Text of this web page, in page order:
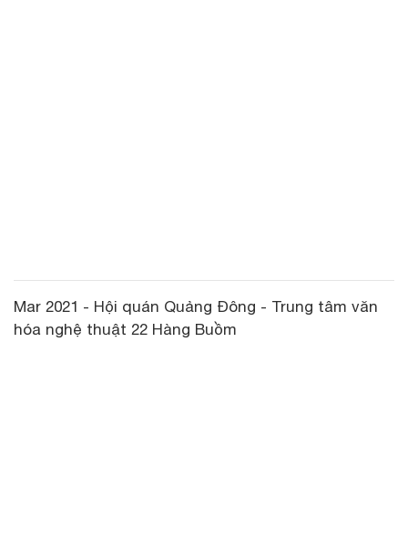
Mar 2021 - Hội quán Quảng Đông - Trung tâm văn
hóa nghệ thuật 22 Hàng Buồm